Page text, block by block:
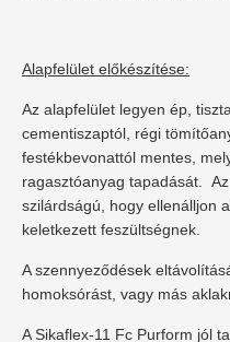
Alapfelület előkészítése:
Az alapfelület legyen ép,
cementiszaptól, régi
festékbevonattól mentes,
ragasztóanyag tapadását.
szilárdságú, hogy ellenálljon
keletkezett feszültségnek.
A szennyeződések
homoksórást, vagy más
A Sikaflex-11 Fc Purform jól